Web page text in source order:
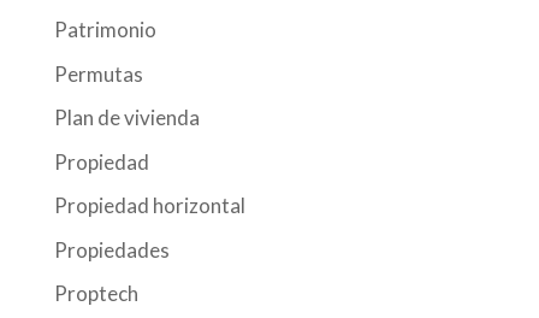
Patrimonio
Permutas
Plan de vivienda
Propiedad
Propiedad horizontal
Propiedades
Proptech